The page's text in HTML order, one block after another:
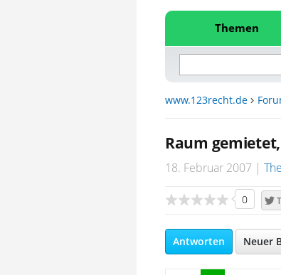
Themen
www.123recht.de
Raum
18. Februar 2007
0
Antworten Neuer